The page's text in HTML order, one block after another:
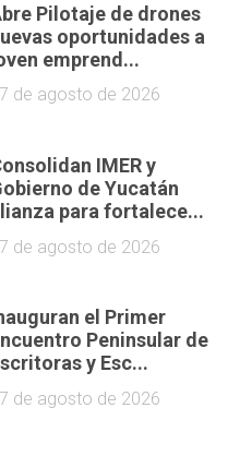
Pilotaje de drones
oportunidades a
emprend...
de agosto de 2026
IMER y
de Yucatán
para fortalece...
de agosto de 2026
el Primer
Peninsular de
y Esc...
de agosto de 2026